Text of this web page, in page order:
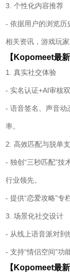
3. 个性化内容推荐
- 依据用户的浏览历
相关资讯，游戏玩
【Kopomeet最新
1. 真实社交体验
- 实名认证+AI审核
- 语音签名、声音动
率。
2. 高效匹配与脱单
- 独创“三秒匹配”技
行业领先。
- 提供“恋爱攻略”专
3. 场景化社交设计
- 从线上语音派对到
- 支持“情侣空间”功
【Kopomeet最新